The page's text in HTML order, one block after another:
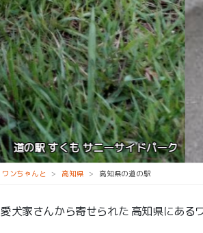
ワンちゃんと 高知県 高知県の道の駅
愛犬家さんから寄せられた 高知県にある